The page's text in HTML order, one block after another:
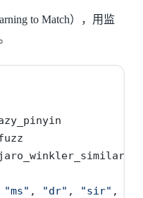
to Match），用监
"ms" , "dr" , "sir" ,